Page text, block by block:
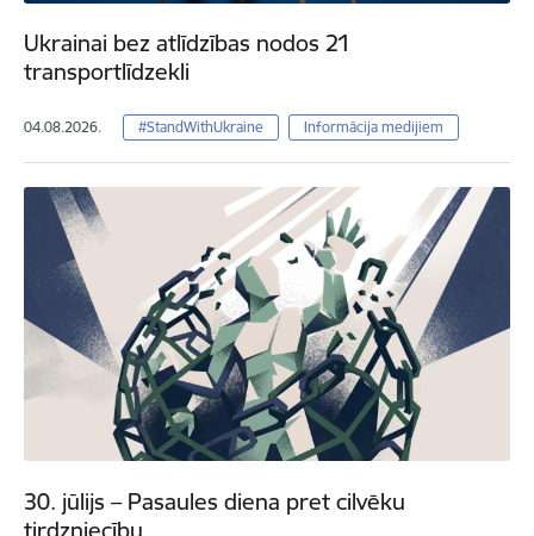
Ukrainai bez atlīdzības nodos 21
transportlīdzekli
04.08.2026. #StandWithUkraine Informācija medijiem
30. jūlijs – Pasaules diena pret cilvēku
tirdzniecību